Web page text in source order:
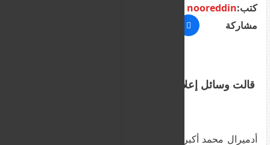
كتب:nooreddin
مشاركة
قالت وسائل إعلام إيرانية إن ال
أدميرال محمد أكبر زاده نائب الشؤون السياسية لقائد